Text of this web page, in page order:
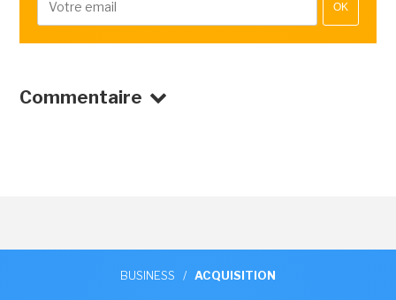
OK
Commentaire
BUSINESS / ACQUISITION